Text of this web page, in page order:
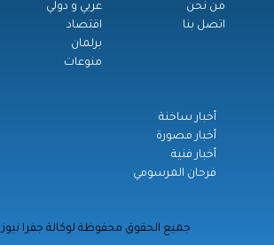
من نحن
اتصل بنا
عربي و دولي
اقتصاد
برلمان
منوعات
أخبار ساخنة
أخبار مصورة
أخبار فنية
فرحان المرسومي
© جميع الحقوق محفوظة لوكالة جفرا نيوز 2024